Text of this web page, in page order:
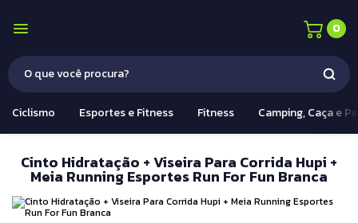
0
Ciclismo Esportes e Fitness Fitness Camping, Caça e
Cinto Hidratação + Viseira Para Corrida Hupi +
Meia Running Esportes Run For Fun Branca